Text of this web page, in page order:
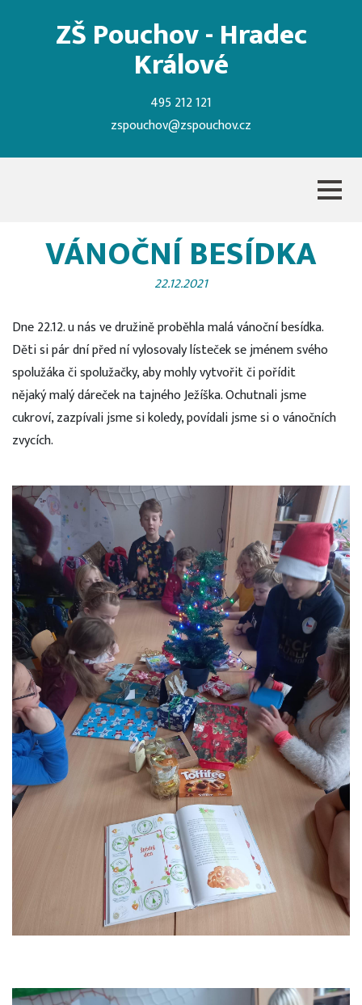
ZŠ Pouchov - Hradec
Králové
495 212 121
zspouchov@zspouchov.cz
VÁNOČNÍ BESÍDKA
22.12.2021
Dne 22.12. u nás ve družině proběhla malá vánoční besídka.
Děti si pár dní před ní vylosovaly lísteček se jménem svého
spolužáka či spolužačky, aby mohly vytvořit či pořídit
nějaký malý dáreček na tajného Ježíška. Ochutnali jsme
cukroví, zazpívali jsme si koledy, povídali jsme si o vánočních
zvycích.